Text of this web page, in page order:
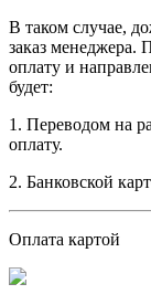
В таком случае,
заказ менеджера.
оплату и
будет:
1. Переводом на
оплату.
2. Банковской
Оплата картой